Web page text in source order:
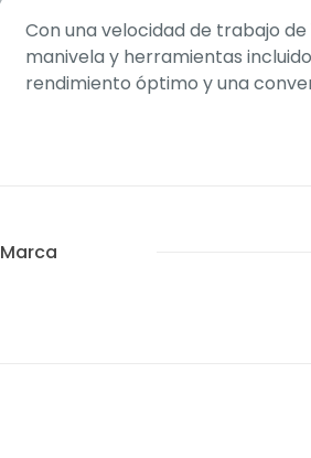
Con una velocidad de trabajo de
manivela y herramientas
rendimiento óptimo y una
Marca